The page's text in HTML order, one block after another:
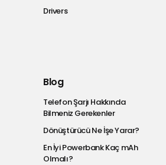
Drivers
Blog
Telefon Şarjı Hakkında
Bilmeniz Gerekenler
Dönüştürücü Ne İşe Yarar?
En İyi Powerbank Kaç mAh
Olmalı?